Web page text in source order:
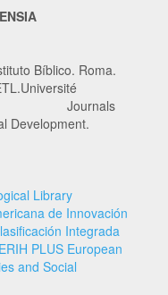
Bíblico. Roma.
Journals
Development.
Library
de Innovación
Integrada
ERIH PLUS European
and Social